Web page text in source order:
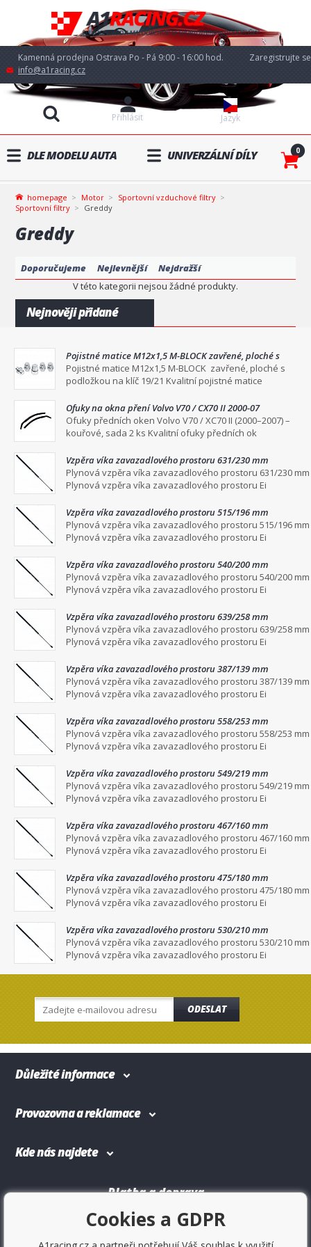
Kamenná prodejna Ostrava Po - Pá 9:00 - 16:00 hod.
info@a1racing.cz
Jazyk
Přihlásit
Zaregistrujte se
DLE MODELU AUTA UNIVERZÁLNÍ DÍLY 0
homepage Motor
Sportovní vzduchové filtry
Sportovní filtry
Greddy
Greddy
Doporučujeme Nejlevnější
Nejdražší
V této kategorii nejsou žádné produkty.
Nejnověji přidané
Pojistné matice M12x1,5 M-BLOCK zavřené, ploché s
podložkou na klíč 19/21
Pojistné matice M12x1,5 M-BLOCK zavřené, ploché s
podložkou na klíč 19/21 Kvalitní pojistné matice
Ofuky na okna pření Volvo V70 / CX70 II 2000-07
Ofuky předních oken Volvo V70 / XC70 II (2000–2007) –
kouřové, sada 2 ks Kvalitní ofuky předních ok
Vzpěra víka zavazadlového prostoru 631/230 mm
Plynová vzpěra víka zavazadlového prostoru 631/230 mm
Plynová vzpěra víka zavazadlového prostoru Ei
Vzpěra víka zavazadlového prostoru 515/196 mm
Plynová vzpěra víka zavazadlového prostoru 515/196 mm
Plynová vzpěra víka zavazadlového prostoru Ei
Vzpěra víka zavazadlového prostoru 540/200 mm
Plynová vzpěra víka zavazadlového prostoru 540/200 mm
Plynová vzpěra víka zavazadlového prostoru Ei
Vzpěra víka zavazadlového prostoru 639/258 mm
Plynová vzpěra víka zavazadlového prostoru 639/258 mm
Plynová vzpěra víka zavazadlového prostoru Ei
Vzpěra víka zavazadlového prostoru 387/139 mm
Plynová vzpěra víka zavazadlového prostoru 387/139 mm
Plynová vzpěra víka zavazadlového prostoru Ei
Vzpěra víka zavazadlového prostoru 558/253 mm
Plynová vzpěra víka zavazadlového prostoru 558/253 mm
Plynová vzpěra víka zavazadlového prostoru Ei
Vzpěra víka zavazadlového prostoru 549/219 mm
Plynová vzpěra víka zavazadlového prostoru 549/219 mm
Plynová vzpěra víka zavazadlového prostoru Ei
Vzpěra víka zavazadlového prostoru 467/160 mm
Plynová vzpěra víka zavazadlového prostoru 467/160 mm
Plynová vzpěra víka zavazadlového prostoru Ei
Vzpěra víka zavazadlového prostoru 475/180 mm
Plynová vzpěra víka zavazadlového prostoru 475/180 mm
Plynová vzpěra víka zavazadlového prostoru Ei
Vzpěra víka zavazadlového prostoru 530/210 mm
Plynová vzpěra víka zavazadlového prostoru 530/210 mm
Plynová vzpěra víka zavazadlového prostoru Ei
ODESLAT
Důležité informace
Provozovna a reklamace
Kde nás najdete
Platba a doprava
Cookies a GDPR